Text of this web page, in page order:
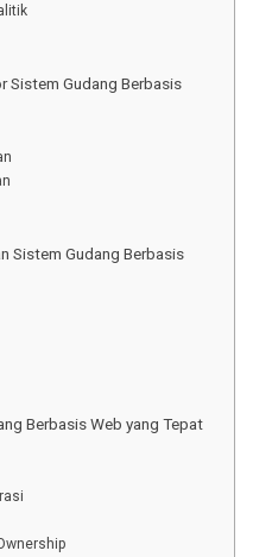
Sistem Gudang Berbasis
Sistem Gudang Berbasis
Berbasis Web yang Tepat